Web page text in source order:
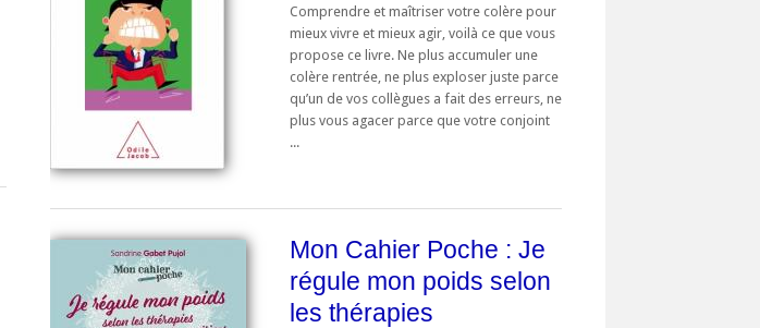
Comprendre et maîtriser votre colère pour
mieux vivre et mieux agir, voilà ce que vous
propose ce livre. Ne plus accumuler une
colère rentrée, ne plus exploser juste parce
qu’un de vos collègues a fait des erreurs, ne
plus vous agacer parce que votre conjoint
...
Mon Cahier Poche : Je
régule mon poids selon
les thérapies